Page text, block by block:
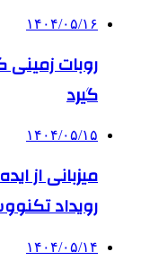
۱۴۰۴/۰۵/۱۶
روبات
گیرد
۱۴۰۴/۰۵/۱۵
میزبانی از
رویداد
۱۴۰۴/۰۵/۱۴